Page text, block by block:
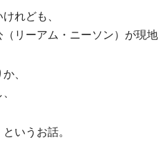
れども、
リーアム・ニーソン）が現
、
いうお話。